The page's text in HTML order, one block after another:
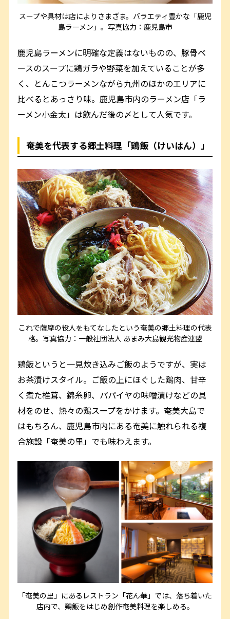
スープや具材は店によりさまざま。バラエティ豊かな「鹿児
島ラーメン」。写真協力：鹿児島市
鹿児島ラーメンに明確な定義はないものの、豚骨ベ
ースのスープに鶏ガラや野菜を加えていることが多
く、とんこつラーメンながら九州のほかのエリアに
比べるとあっさり味。鹿児島市内のラーメン店「ラ
ーメン小金太」は飲んだ後の〆として人気です。
奄美を代表する郷土料理「鶏飯（けいはん）」
これで薩摩の役人をもてなしたという奄美の郷土料理の代表
格。写真協力：一般社団法人 あまみ大島観光物産連盟
鶏飯というと一見炊き込みご飯のようですが、実は
お茶漬けスタイル。ご飯の上にほぐした鶏肉、甘辛
く煮た椎茸、錦糸卵、パパイヤの味噌漬けなどの具
材をのせ、熱々の鶏スープをかけます。奄美大島で
はもちろん、鹿児島市内にある奄美に触れられる複
合施設「奄美の里」でも味わえます。
「奄美の里」にあるレストラン「花ん華」では、 落ち着いた
店内で、鶏飯をはじめ創作奄美料理を楽しめる。